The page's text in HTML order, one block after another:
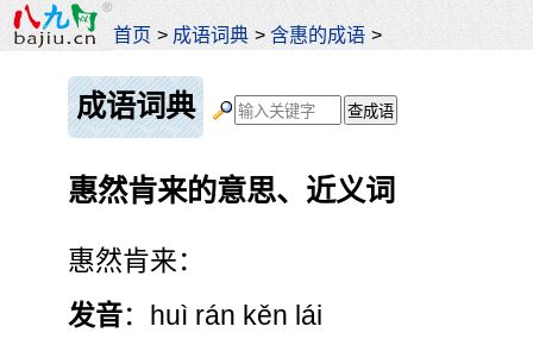
首页 > 成语词典 >含惠的成语 >
成语词典
惠然肯来的意思、近义词
惠然肯来：
发音：huì rán kěn lái